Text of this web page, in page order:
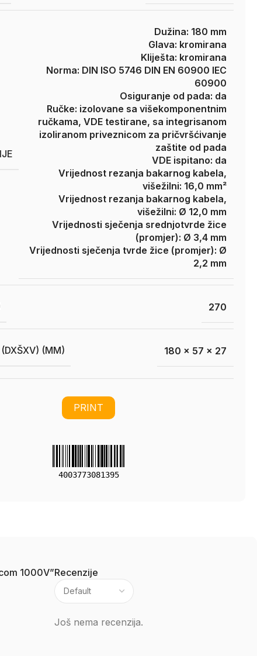
Dužina: 180 mm
Glava: kromirana
Kliješta: kromirana
Norma: DIN ISO 5746 DIN EN 60900 IEC
60900
Osiguranje od pada: da
Ručke: izolovane sa višekomponentnim
ručkama, VDE testirane, sa integrisanom
izoliranom priveznicom za pričvršćivanje
zaštite od pada
VDE ispitano: da
Vrijednost rezanja bakarnog kabela,
višežilni: 16,0 mm²
Vrijednost rezanja bakarnog kabela,
višežilni: Ø 12,0 mm
Vrijednosti sječenja srednjotvrde žice
(promjer): Ø 3,4 mm
Vrijednosti sječenja tvrde žice (promjer): Ø
2,2 mm
270
(MM) 180 x 57 x 27
PRINT
4003773081395
Recenzije
Još nema recenzija.
1000V”